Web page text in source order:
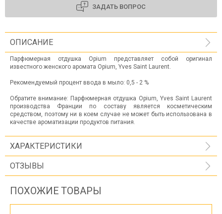
ЗАДАТЬ ВОПРОС
ОПИСАНИЕ
Парфюмерная отдушка Opium представляет собой оригинал
известного женского аромата Opium, Yves Saint Laurent.
Рекомендуемый процент ввода в мыло: 0,5 - 2 %
Обратите внимание: Парфюмерная отдушка Opium, Yves Saint Laurent
производства Франции по составу является косметическим
средством, поэтому ни в коем случае не может быть использована в
качестве ароматизации продуктов питания.
ХАРАКТЕРИСТИКИ
ОТЗЫВЫ
ПОХОЖИЕ ТОВАРЫ